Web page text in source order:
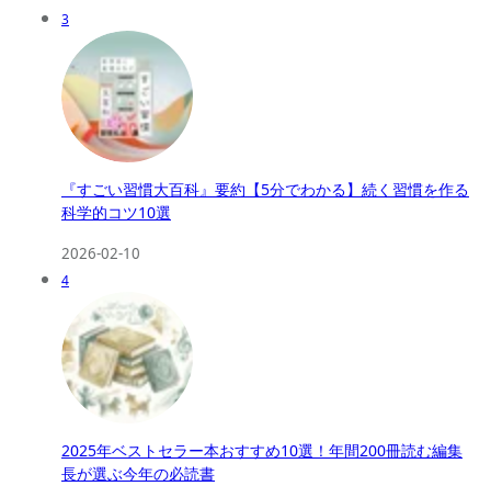
3
『すごい習慣大百科』要約【5分でわかる】続く習慣を作る
科学的コツ10選
2026-02-10
4
2025年ベストセラー本おすすめ10選！年間200冊読む編集
長が選ぶ今年の必読書